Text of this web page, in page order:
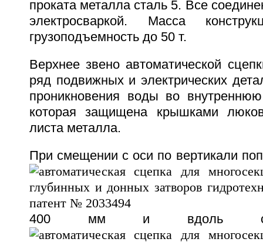
проката металла сталь 5. Все
электросваркой. Масса
грузоподъемность до 50 т.
Верхнее звено автоматической
ряд подвижных и электрических
проникновения воды во внутреннюю
которая защищена крышками
листа металла.
При смещении с оси по вертикали
400 мм и вдоль